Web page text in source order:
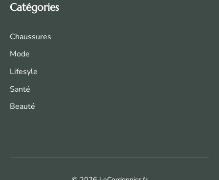
Catégories
Chaussures
Mode
Lifesyle
Santé
Beauté